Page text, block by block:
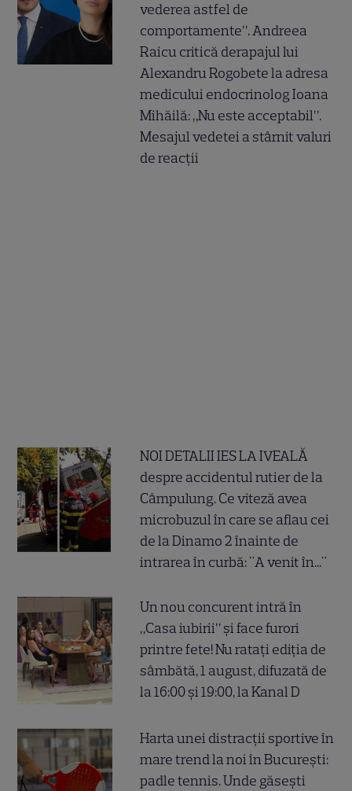
vederea astfel de
comportamente”. Andreea
Raicu critică derapajul lui
Alexandru Rogobete la adresa
medicului endocrinolog Ioana
Mihăilă: „Nu este acceptabil”.
Mesajul vedetei a stârnit valuri
de reacții
NOI DETALII IES LA IVEALĂ
despre accidentul rutier de la
Câmpulung. Ce viteză avea
microbuzul în care se aflau cei
de la Dinamo 2 înainte de
intrarea în curbă: "A venit în..."
Un nou concurent intră în
„Casa iubirii” și face furori
printre fete! Nu ratați ediția de
sâmbătă, 1 august, difuzată de
la 16:00 și 19:00, la Kanal D
Harta unei distracții sportive în
mare trend la noi în București:
padle tennis. Unde găsești